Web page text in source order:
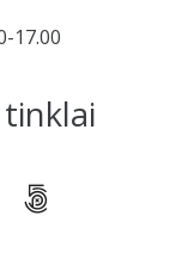
17.00